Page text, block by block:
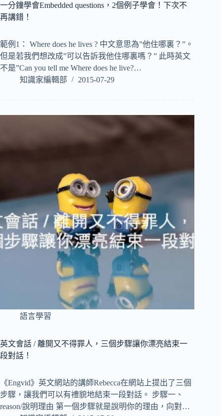
一分鐘學會Embedded questions，2個例子學會！下次不
再講錯！
範例1： Where does he lives ? 中文意思為”他住哪裏？”。
但是若我們想改成”可以告訴我他住哪裏嗎？” 此時英文
不是”Can you tell me Where does he live?…
知識家編輯部
2015-07-29
語言學習
英文會話 / 離開又不得罪人，三個步驟讓你漂亮結束一
段對話！
《Engvid》英文網站的講師Rebecca在網站上提出了三個
步驟，讓我們可以有禮貌地結束一段對話。 步驟一、
reason/說明理由 第一個步驟就是說明你的理由，向對…